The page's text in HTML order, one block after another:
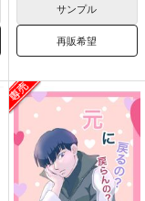
サンプル
再販希望